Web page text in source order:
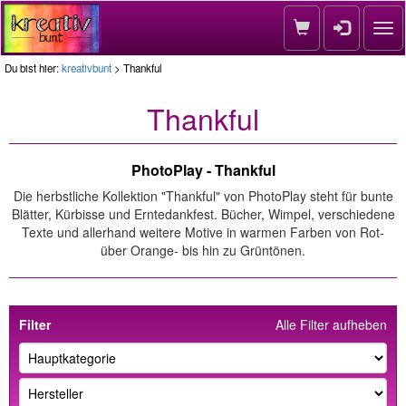
Du bist hier:kreativbunt > Thankful
Thankful
PhotoPlay - Thankful
Die herbstliche Kollektion "Thankful" von PhotoPlay steht für bunte
Blätter, Kürbisse und Erntedankfest. Bücher, Wimpel, verschiedene
Texte und allerhand weitere Motive in warmen Farben von Rot-
über Orange- bis hin zu Grüntönen.
Alle Filter aufheben
Filter